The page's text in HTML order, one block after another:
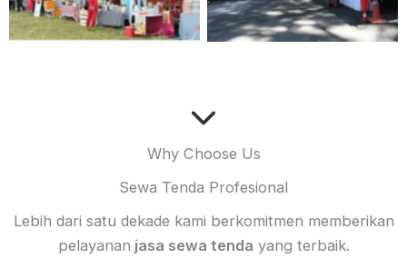
Why Choose Us
Sewa Tenda Profesional
Lebih dari satu dekade kami berkomitmen memberikan
pelayanan jasa sewa tenda yang terbaik.